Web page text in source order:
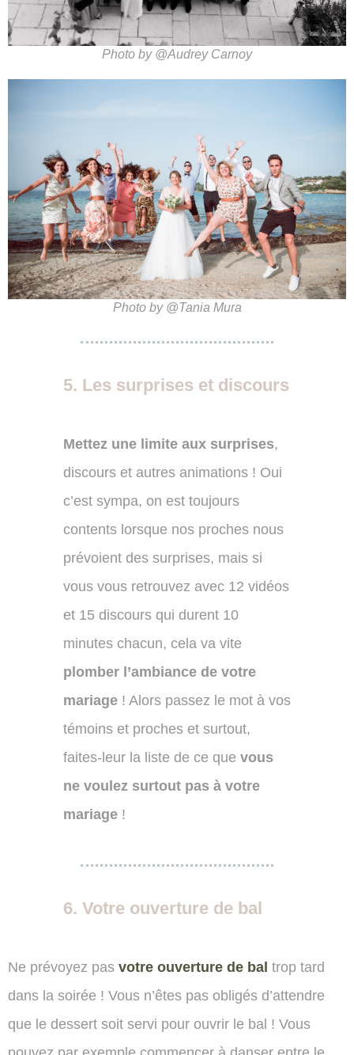
Photo by @Audrey Carnoy
Photo by @Tania Mura
5. Les surprises et discours
Mettez une limite aux surprises,
discours et autres animations ! Oui
c’est sympa, on est toujours
contents lorsque nos proches nous
prévoient des surprises, mais si
vous vous retrouvez avec 12 vidéos
et 15 discours qui durent 10
minutes chacun, cela va vite
plomber l’ambiance de votre
mariage ! Alors passez le mot à vos
témoins et proches et surtout,
faites-leur la liste de ce que vous
ne voulez surtout pas à votre
mariage !
6. Votre ouverture de bal
Ne prévoyez pas votre ouverture de bal trop tard
dans la soirée ! Vous n’êtes pas obligés d’attendre
que le dessert soit servi pour ouvrir le bal ! Vous